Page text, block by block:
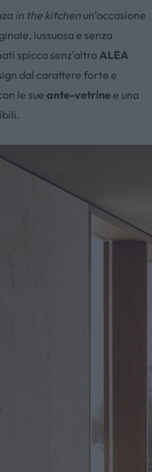
in the kitchenun’occasione
lussuosa e senza
spicca senz’altroALEA
dal carattere forte e
le sueante-vetrine e una